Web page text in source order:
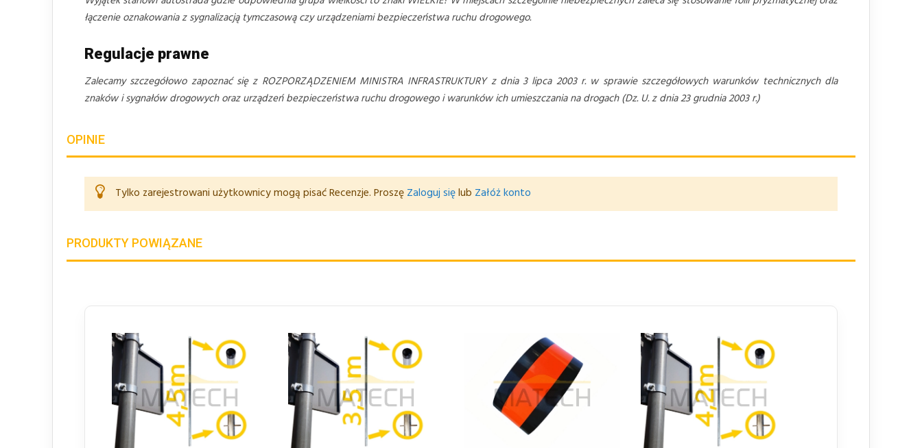
łączenie oznakowania z sygnalizacją tymczasową czy urządzeniami bezpieczeństwa ruchu drogowego.
Regulacje prawne
Zalecamy szczegółowo zapoznać się z ROZPORZĄDZENIEM MINISTRA INFRASTRUKTURY z dnia 3 lipca 2003 r. w sprawie szczegółowych warunków technicznych dla
znaków i sygnałów drogowych oraz urządzeń bezpieczeństwa ruchu drogowego i warunków ich umieszczania na drogach (Dz. U. z dnia 23 grudnia 2003 r.)
OPINIE
Tylko zarejestrowani użytkownicy mogą pisać Recenzje. Proszę Zaloguj sięlub Załóż konto
PRODUKTY POWIĄZANE